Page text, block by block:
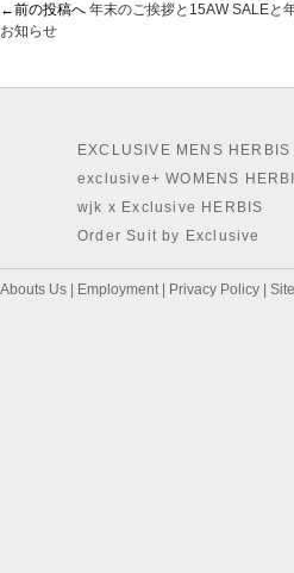
←前の投稿へ 年末のご挨拶と15AW SALEと
お知らせ
EXCLUSIVE MENS HERBIS
exclusive+ WOMENS
wjk x Exclusive HERBIS
Order Suit by Exclusive
Abouts Us Employment| Privacy Policy